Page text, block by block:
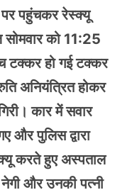
पर पहुंचकर रेस्क्यू
को 11:25
टक्कर हो गई टक्कर
अनियंत्रित होकर
कार में सवार
और पुलिस द्वारा
करते हुए अस्पताल
और उनकी पत्नी